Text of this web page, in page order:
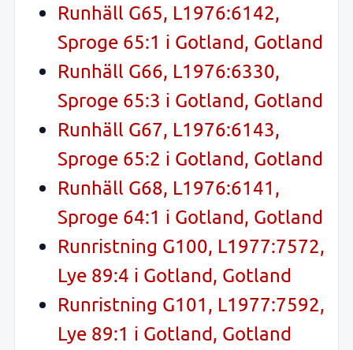
Runhäll G65, L1976:6142,
Sproge 65:1 i Gotland, Gotland
Runhäll G66, L1976:6330,
Sproge 65:3 i Gotland, Gotland
Runhäll G67, L1976:6143,
Sproge 65:2 i Gotland, Gotland
Runhäll G68, L1976:6141,
Sproge 64:1 i Gotland, Gotland
Runristning G100, L1977:7572,
Lye 89:4 i Gotland, Gotland
Runristning G101, L1977:7592,
Lye 89:1 i Gotland, Gotland